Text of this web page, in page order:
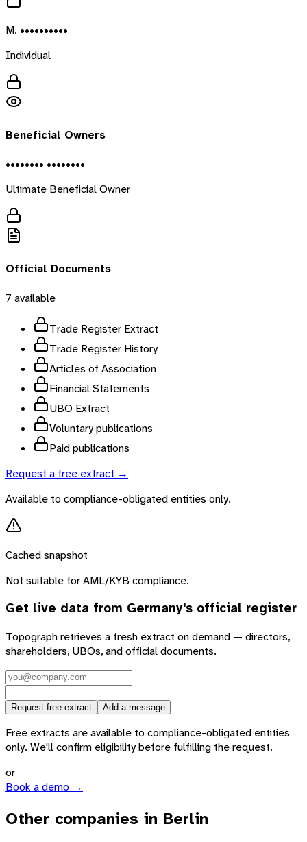
M. ••••••••••
Individual
Beneficial Owners
•••••••• ••••••••
Ultimate Beneficial Owner
Official Documents
7 available
Trade Register Extract
Trade Register History
Articles of Association
Financial Statements
UBO Extract
Voluntary publications
Paid publications
Request a free extract →
Available to compliance-obligated entities only.
Cached snapshot
Not suitable for AML/KYB compliance.
Get live data from Germany's official register
Topograph retrieves a fresh extract on demand — directors,
shareholders, UBOs, and official documents.
Request free extract Add a message
Free extracts are available to compliance-obligated entities
only. We'll confirm eligibility before fulfilling the request.
or
Book a demo →
Other companies in Berlin